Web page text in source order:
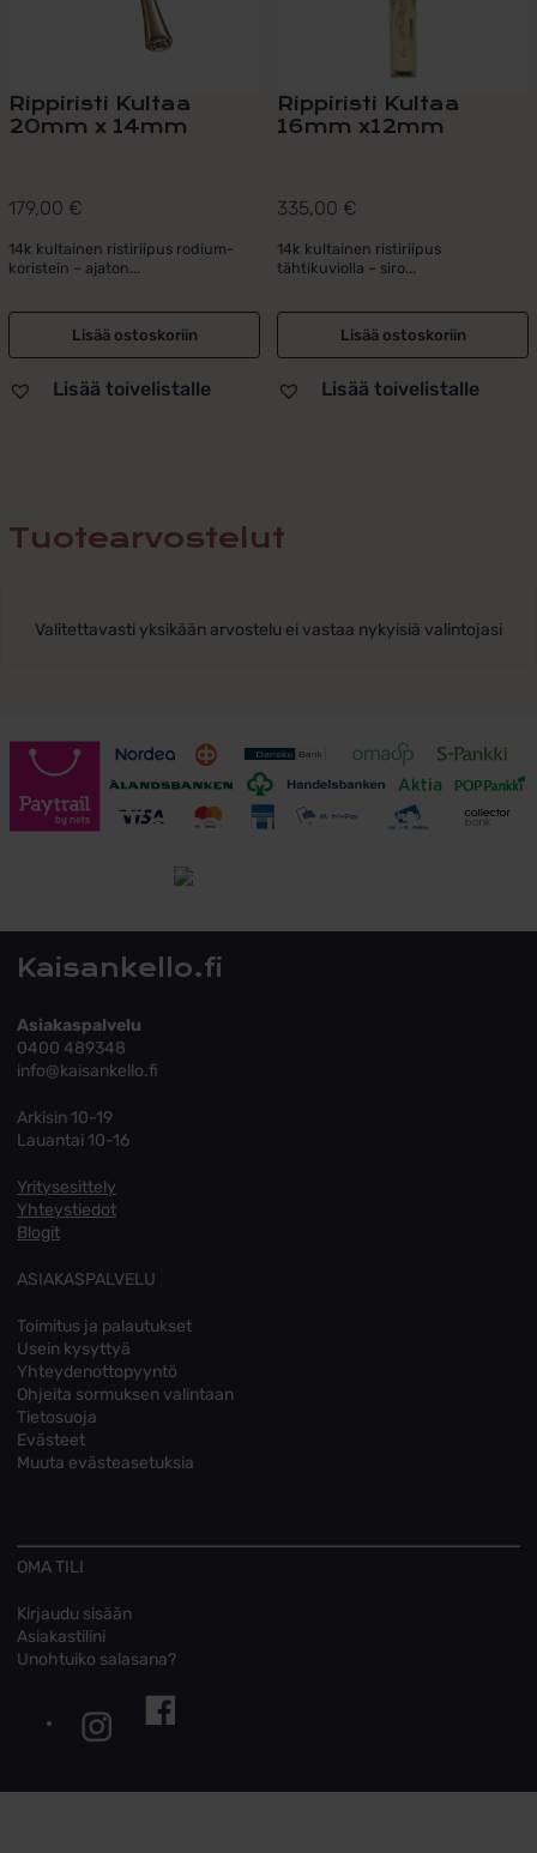
Rippiristi Kultaa
20mm x 14mm
179,00 €
14k kultainen ristiriipus rodium-
koristein – ajaton...
Lisää ostoskoriin
Lisää toivelistalle
Rippiristi Kultaa
16mm x12mm
335,00 €
14k kultainen ristiriipus
tähtikuviolla – siro...
Lisää ostoskoriin
Lisää toivelistalle
Tuotearvostelut
Valitettavasti yksikään arvostelu ei vastaa nykyisiä valintojasi
Toimitusehdot
Kaisankello.fi
Asiakaspalvelu
0400 489348
info@kaisankello.fi
Arkisin 10-19
Lauantai 10-16
Yritysesittely
Yhteystiedot
Blogit
ASIAKASPALVELU
Toimitus ja palautukset
Usein kysyttyä
Yhteydenottopyyntö
Ohjeita sormuksen valintaan
Tietosuoja
Evästeet
Muuta evästeasetuksia
OMA TILI
Kirjaudu sisään
Asiakastilini
Unohtuiko salasana?